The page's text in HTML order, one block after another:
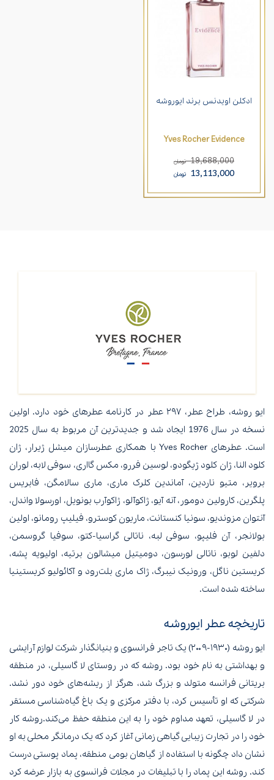
ادکلن اویدنس برند ایوروشه
Yves Rocher Evidence
19,688,000 تومان
13,113,000 تومان
ایو روشه، طراح عطر، ۲۹۷ عطر در کارنامه عطرهای خود دارد. اولین
نسخه در سال 1976 ایجاد شد و جدیدترین آن مربوط به سال 2025
است. عطرهای Yves Rocher با همکاری عطرسازان میشل ژیرار، ژان
کلود النا، ژان کلود ژیگودو، لوسین فررو، مکس گااری، سوفی لابه، لوران
برویر، متیو ناردین، آماندین کلرک ماری، ماری سالامگن، فابریس
پلگرین، کارولین دومور، آنه آیو، ژاکوآلو، ژاکوآرب بونویل، اورسولا واندل،
آنتوان مزوندیو، سونیا کنستانت، ماریون کوسترو، فیلیپ رومانو، اولین
بولانجر، آن فلیپو، سوفی لبه، ناتالی گراسیا-کتو، سوفیا گروسمن،
دلفین لوبو، ناتالی لورسون، دومیتیل میشالون برتیه، اولیویه پشه،
کریستین ناگل، ورونیک نیبرگ، ژاک ماری بلت‌رود و آکائولیو کریستینیا
ساخته شده است.
تاریخچه عطر ایوروشه
ایو روشه (۱۹۳۰-۲۰۰۹) یک تاجر فرانسوی و بنیانگذار شرکت لوازم آرایشی
و بهداشتی به نام خود بود. روشه که در روستای لا گاسیلی، در منطقه
بریتانی فرانسه متولد و بزرگ شد، هرگز از ریشه‌های خود دور نشد.
شرکتی که او تأسیس کرد، با دفتر مرکزی و یک باغ گیاه‌شناسی مستقر
در لا گاسیلی، تعهد مداوم خود را به این منطقه حفظ می‌کند.روشه کار
خود را در تجارت زیبایی گیاهی زمانی آغاز کرد که یک درمانگر محلی به او
نشان داد چگونه با استفاده از گیاهان بومی منطقه، پماد پوستی درست
کند. روشه این پماد را با تبلیغات در مجلات فرانسوی به بازار عرضه کرد